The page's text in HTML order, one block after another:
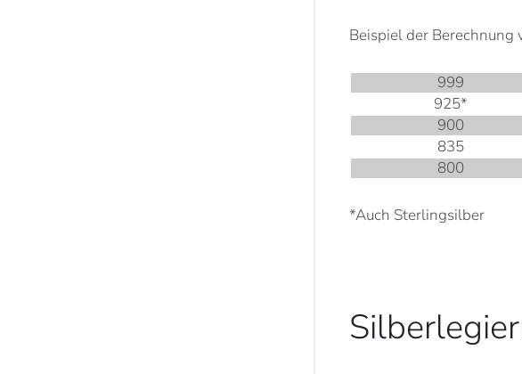
Beispiel der
999
925*
900
835
800
*Auch Sterlingsilber